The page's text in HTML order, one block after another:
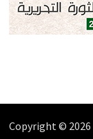
Copyright © 2026